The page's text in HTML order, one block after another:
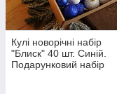
Кулі новорічні набір
"Блиск" 40 шт. Синій.
Подарунковий набір